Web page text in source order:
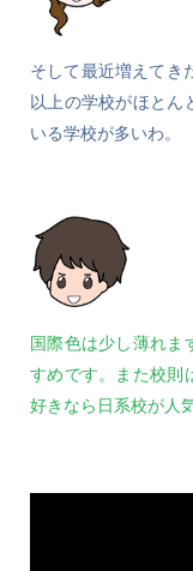
そして最近増えてき
以上の学校がほとん
いる学校が多いわ。
国際色は少し薄れま
すめです。また校則
好きなら日系校が人